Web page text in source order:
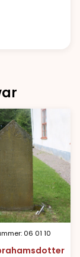
06 01 10